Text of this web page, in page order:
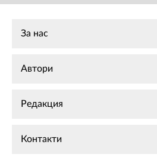
За нас
Автори
Редакция
Контакти